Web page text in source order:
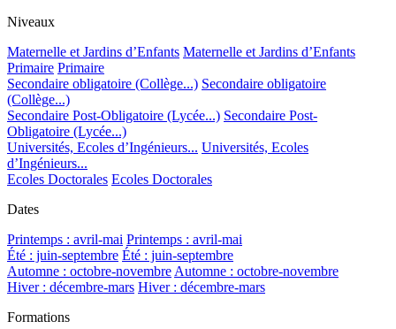
Niveaux
Maternelle et Jardins d’Enfants Maternelle et Jardins d’Enfants
Primaire Primaire
Secondaire obligatoire (Collège...) Secondaire obligatoire
(Collège...)
Secondaire Post-Obligatoire (Lycée...) Secondaire Post-
Obligatoire (Lycée...)
Universités, Ecoles d’Ingénieurs... Universités, Ecoles
d’Ingénieurs...
Ecoles Doctorales Ecoles Doctorales
Dates
Printemps : avril-mai Printemps : avril-mai
Été : juin-septembre Été : juin-septembre
Automne : octobre-novembre Automne : octobre-novembre
Hiver : décembre-mars Hiver : décembre-mars
Formations